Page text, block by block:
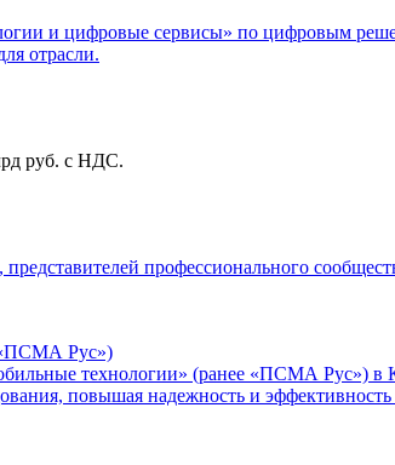
и цифровые сервисы» по цифровым
отрасли.
руб. с НДС.
профессионального
«ПСМА Рус»)
технологии» (ранее «ПСМА Рус») в
повышая надежность и